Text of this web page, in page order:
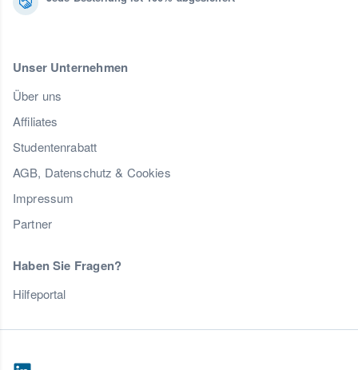
Unser Unternehmen
Über uns
Affiliates
Studentenrabatt
AGB, Datenschutz & Cookies
Impressum
Partner
Haben Sie Fragen?
Hilfeportal